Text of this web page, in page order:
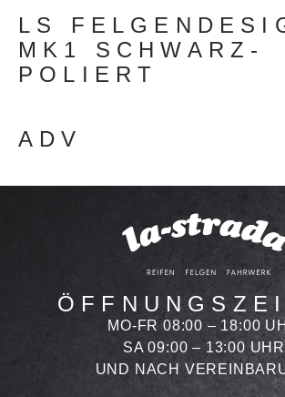
Beitragsnavigation
LS
MK1 SCHWARZ-
POLIERT
ADV
MO-FR 08:00 – 18:00
SA 09:00 – 13:00 UHR
UND NACH